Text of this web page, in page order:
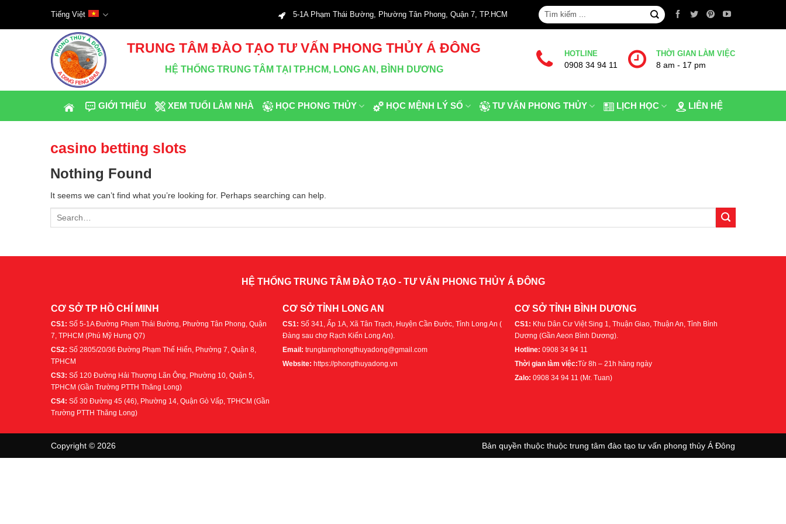
content
Tiếng Việt 5-1A Phạm Thái Bường, Phường Tân Phong, Quận 7, TP.HCM
TRUNG TÂM ĐÀO TẠO TƯ VẤN PHONG THỦY Á ĐÔNG
HỆ THỐNG TRUNG TÂM TẠI TP.HCM, LONG AN, BÌNH DƯƠNG
HOTLINE
0908 34 94 11
THỜI GIAN LÀM VIỆC
8 am - 17 pm
GIỚI THIỆU XEM TUỔI LÀM NHÀ HỌC PHONG THỦY HỌC MỆNH LÝ SỐ TƯ VẤN PHONG THỦY LỊCH HỌC LIÊN HỆ
casino betting slots
Nothing Found
It seems we can’t find what you’re looking for. Perhaps searching can help.
HỆ THỐNG TRUNG TÂM ĐÀO TẠO - TƯ VẤN PHONG THỦY Á ĐÔNG
CƠ SỞ TP HỒ CHÍ MINH
CS1: Số 5-1A Đường Phạm Thái Bường, Phường Tân Phong, Quận
7, TPHCM (Phú Mỹ Hưng Q7)
CS2: Số 2805/20/36 Đường Phạm Thế Hiển, Phường 7, Quận 8,
TPHCM
CS3: Số 120 Đường Hải Thượng Lãn Ông, Phường 10, Quận 5,
TPHCM (Gần Trường PTTH Thăng Long)
CS4: Số 30 Đường 45 (46), Phường 14, Quận Gò Vấp, TPHCM (Gần
Trường PTTH Thăng Long)
CƠ SỞ TỈNH LONG AN
CS1:Số 341, Ấp 1A, Xã Tân Trạch, Huyện Cần Đước, Tỉnh Long An (
Đàng sau chợ Rạch Kiến Long An).
Email: trungtamphongthuyadong@gmail.com
Website: https://phongthuyadong.vn
CƠ SỞ TỈNH BÌNH DƯƠNG
CS1: Khu Dân Cư Việt Sing 1, Thuận Giao, Thuận An, Tỉnh Bình
Dương (Gần Aeon Bình Dương).
Hotline:0908 34 94 11
Thời gian làm việc:Từ 8h – 21h hàng ngày
Zalo:0908 34 94 11 (Mr. Tuan)
Bản quyền thuộc thuộc trung tâm đào tạo tư vấn phong thủy Á Đông
Copyright © 2026